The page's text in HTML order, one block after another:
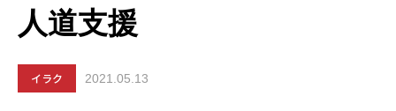
人道支援
イラク 2021.05.13